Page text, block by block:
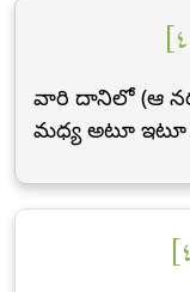
వారి దానిలో (ఆ
మధ్య అటూ ఇటూ